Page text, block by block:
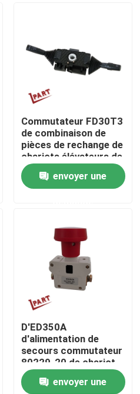
élévateur
chariot élévateur
chariot élévateur
élévateur
Commutateur FD30T3
de combinaison de
pièces de rechange de
chariots élévateurs de
camion
envoyer une
D'ED350A
d'alimentation de
secours commutateur
80229-20 de chariot
élévateur
envoyer une